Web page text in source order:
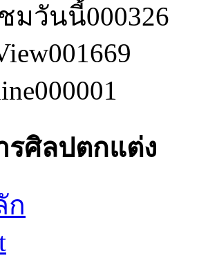
มวันนี้000326
001669
000001
รศิลปตกแต่ง
ก